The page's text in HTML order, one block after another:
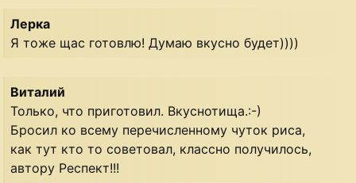
Лерка
Я тоже щас готовлю! Думаю вкусно будет))))
Виталий
Только, что приготовил. Вкуснотища.:-)
Бросил ко всему перечисленному чуток риса,
как тут кто то советовал, классно получилось,
автору Респект!!!